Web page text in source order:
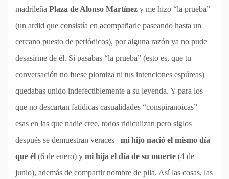
madrileña Plaza de Alonso Martínez y me hizo “la prueba”
(un ardid que consistía en acompañarle paseando hasta un
cercano puesto de periódicos), por alguna razón ya no pude
desasirme de él. Si pasabas “la prueba” (esto es, que tu
conversación no fuese plomiza ni tus intenciones espúreas)
quedabas unido indefectiblemente a su leyenda. Y para los
que no descartan fatídicas casualidades “conspiranoicas” –
esas en las que nadie cree, todos ridiculizan pero siglos
después se demuestran veraces– mi hijo nació el mismo día
que él (6 de enero) y mi hija el día de su muerte (4 de
junio), además de compartir nombre de pila. Así las cosas, las